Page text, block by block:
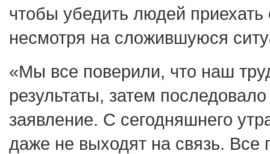
чтобы убедить людей приехать
несмотря на сложившуюся
«Мы все поверили, что наш
результаты, затем
заявление. С сегодняшнего
даже не выходят на связь. Все